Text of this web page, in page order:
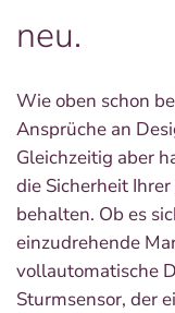
neu.
Wie oben schon
Ansprüche an
Gleichzeitig aber
die Sicherheit
behalten. Ob es
einzudrehende
vollautomatische
Sturmsensor, der